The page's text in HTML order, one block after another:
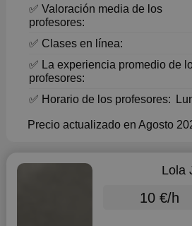
✅ Valoración media de los
profesores:
✅ Clases en línea:
✅ La experiencia promedio de
profesores:
✅ Horario de los profesores:
Precio actualizado en Agosto
Lola
10 €/h